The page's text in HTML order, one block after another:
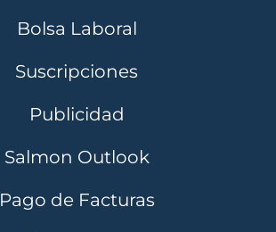
Bolsa Laboral
Suscripciones
Publicidad
Salmon Outlook
Pago de Facturas